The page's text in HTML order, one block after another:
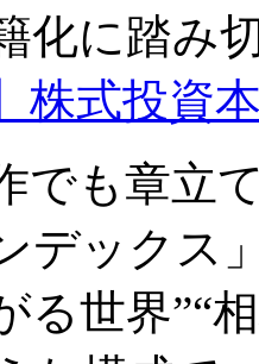
化に踏み
株式投資
でも章立
デックス
る世界”“